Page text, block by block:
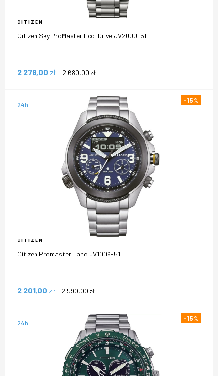
CITIZEN
Citizen Sky ProMaster Eco-Drive JV2000-51L
2 278,00 zł 2 680,00zł
24h
-15%
CITIZEN
Citizen Promaster Land JV1006-51L
2 201,00 zł 2 590,00zł
24h
-15%